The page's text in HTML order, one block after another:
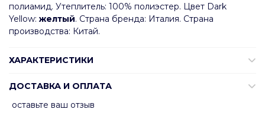
полиамид. Утеплитель: 100% полиэстер. Цвет Dark
Yellow: желтый. Страна бренда: Италия. Страна
производства: Китай.
ХАРАКТЕРИСТИКИ
ДОСТАВКА И ОПЛАТА
оставьте ваш отзыв